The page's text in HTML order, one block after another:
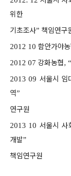
위한
기초조사” 책임연구
2012 10 함안가야
2012 07 강화농협, “
2013 09 서울시 임
역”
연구원
2013 10 서울시 사
개발”
책임연구원